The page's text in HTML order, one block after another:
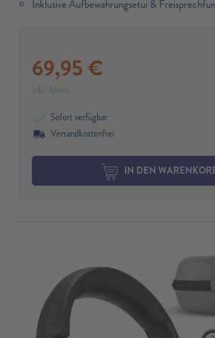
Inklusive Aufbewahrungsetui &
69,95 €
inkl. Mwst.
Sofort verfügbar
Versandkostenfrei
IN DEN